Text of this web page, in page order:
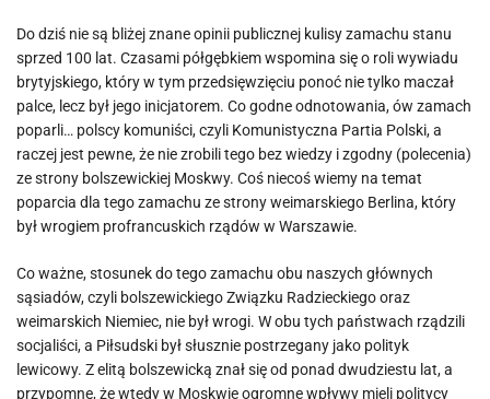
Do dziś nie są bliżej znane opinii publicznej kulisy zamachu stanu
sprzed 100 lat. Czasami półgębkiem wspomina się o roli wywiadu
brytyjskiego, który w tym przedsięwzięciu ponoć nie tylko maczał
palce, lecz był jego inicjatorem. Co godne odnotowania, ów zamach
poparli… polscy komuniści, czyli Komunistyczna Partia Polski, a
raczej jest pewne, że nie zrobili tego bez wiedzy i zgodny (polecenia)
ze strony bolszewickiej Moskwy. Coś niecoś wiemy na temat
poparcia dla tego zamachu ze strony weimarskiego Berlina, który
był wrogiem profrancuskich rządów w Warszawie.
Co ważne, stosunek do tego zamachu obu naszych głównych
sąsiadów, czyli bolszewickiego Związku Radzieckiego oraz
weimarskich Niemiec, nie był wrogi. W obu tych państwach rządzili
socjaliści, a Piłsudski był słusznie postrzegany jako polityk
lewicowy. Z elitą bolszewicką znał się od ponad dwudziestu lat, a
przypomnę, że wtedy w Moskwie ogromne wpływy mieli politycy